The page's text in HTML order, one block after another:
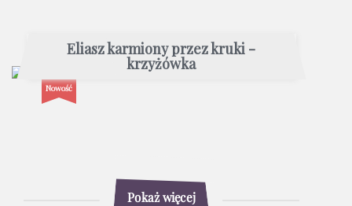
Eliasz karmiony przez kruki -
krzyżówka
Nowość
Pokaż więcej